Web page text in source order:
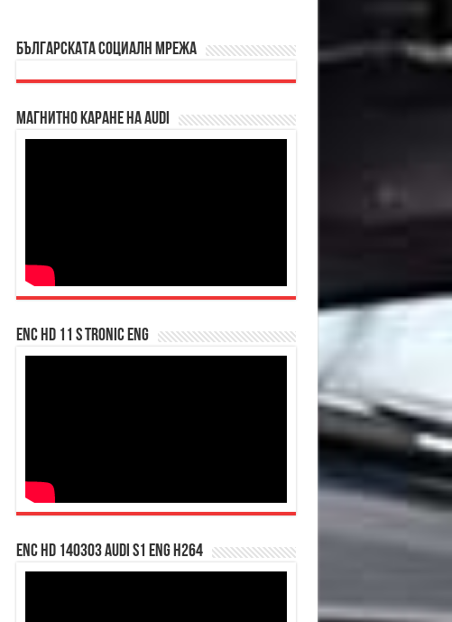
БЪЛГАРСКАТА СОЦИАЛН МРЕЖА
Магнитно каране на Audi
enc hd 11 S tronic ENG
enc hd 140303 Audi S1 ENG H264